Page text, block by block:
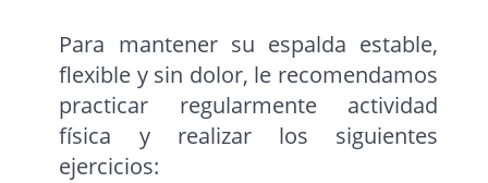
Para mantener su espalda estable,
flexible y sin dolor, le recomendamos
practicar regularmente actividad
física y realizar los siguientes
ejercicios: